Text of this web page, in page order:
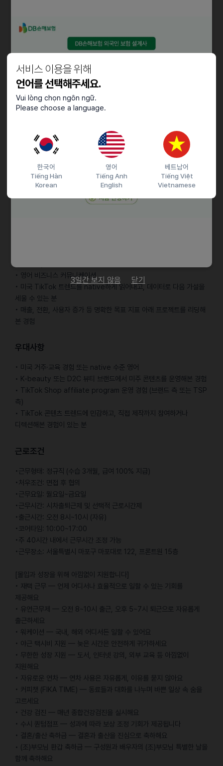
서비스 이용을 위해
언어를 선택해주세요.
Vui lòng chọn ngôn ngữ.
Please choose a language.
한국어
Tiếng Hàn
Korean
영어
Tiếng Anh
English
베트남어
Tiếng Việt
Vietnamese
북미를 중심으로 현지 채널을 세팅하고, 인플루언서·콘텐츠로 브랜드를
알리며 시장에 뿌리를 내려가는 단계입니다. 글로벌 본부는 일본·북미
현지 사업과, 동남아·남미까지 거래선을 넓히는 글로벌 B2B·B2C를
운영·MD·콘텐츠가 한 팀으로 움직입니다. 늘어나는 나라 수만큼 성취가
또렷하게 쌓이는, 큰 시장의 초기를 내 손으로 여는 무대입니다.
담당업무
분석을 담당합니다.
• 콘텐츠 트렌드, 시장, 경쟁자 분석을 통한 제품 USP 및 전개 방향
• 핵심 인플루언서 파트너십 관리 및 고도화를 담당합니다.
• TikTok Shop과 연계된 다양한 프로모션, 브랜딩 캠페인 기획
• 채널 스케일업을 위한 KPI 설정 및 캠페인 프로젝션
• 영어 비즈니스 커뮤니케이션
• 미국 TikTok 트렌드를 native하게 읽어내고, 데이터로 다음 가설을
세울 수 있는 분
• 매출, 전환, 사용자 증가 등 명확한 목표 지표 아래 프로젝트를 리딩해
본 경험
우대사항
• 미국 거주·교육 경험 또는 native 수준 영어
• K-beauty 또는 D2C 뷰티 브랜드에서 미주 콘텐츠를 운영해본 경험
• TikTok Shop affiliate program 운영 경험 (브랜드 측 또는 TSP
측)
• TikTok 콘텐츠 트렌드에 민감하고, 직접 제작까지 참여하거나
디렉션해본 경험이 있는 분
근로조건
•근무형태: 정규직 (수습 3개월, 급여 100% 지급)
•처우조건: 면접 후 협의
•근무요일: 월요일~금요일
•근무시간: 시차출퇴근제 및 선택적 근로시간제
•출근시간: 오전 8시~10시 (자유)
•코어타임: 10:00~17:00
•주 40시간 내에서 근무시간 조정 가능
•근무장소: 서울특별시 마포구 마포대로 122, 프론트원 15층
[몰입과 성장을 위해 아낌없이 지원합니다]
• 재택 근무 — 언제 어디서나 효율적으로 일할 수 있는 기회를
제공해요
• 유연근무제 — 오전 8~10시 출근, 오후 5~7시 퇴근으로 자유롭게
출근하세요
• 워케이션 — 국내, 해외 어디서든 일할 수 있어요
• 야근 택시비 지원 — 늦은 시간은 안전하게 귀가하세요
• 무한한 성장 지원 — 도서, 인터넷 강의, 외부 교육 등 아낌없이
지원해요
• 자유로운 연차 — 연차 사용은 자유롭게, 이유를 묻지 않아요
• 커피챗 (FIKA TIME) — 동료들과 대화를 나누며 바쁜 일상 속 숨을
고르세요
• 건강 검진 — 매년 종합건강검진을 실시해요
• 수시 퀀텀점프 — 성과에 따라 보상 조정 기회가 제공됩니다
• 결혼/출산 축하금 — 결혼과 출산을 진심으로 축하해요
• (조)부모님 환갑 축하금 — 구성원과 배우자의 (조)부모님 특별한 날을
함께 축하해요
3일간 보지 않음 닫기